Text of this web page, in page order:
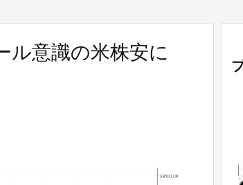
ル意識の米株安に